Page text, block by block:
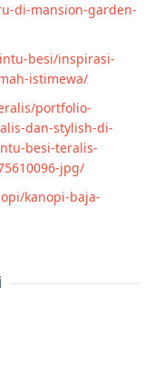
di-mansion-garden-
besi/inspirasi-
istimewa/
portfolio-
dan-stylish-di-
besi-teralis-
jpg/
kanopi-baja-